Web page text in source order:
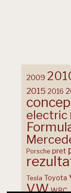
2009
2015 2016
electric
Porsche pret
Tesla Toyota
VW WRC